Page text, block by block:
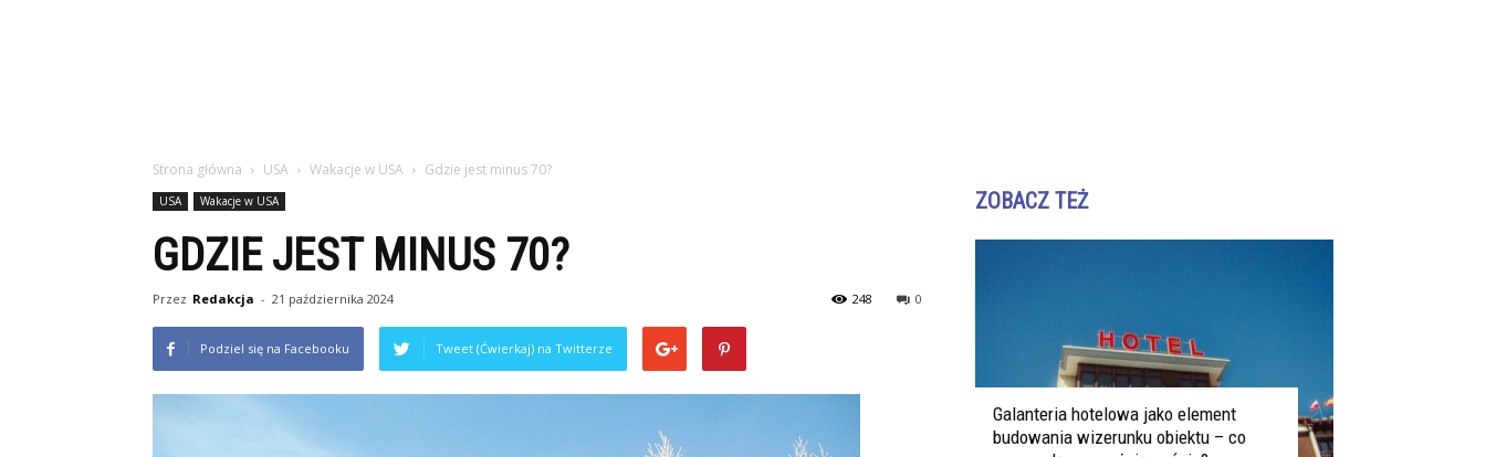
Strona główna USA Wakacje w USA Gdzie jest minus 70?
USA Wakacje w USA
GDZIE JEST MINUS 70?
Przez Redakcja - 21 października 2024 0
248
Podziel się na Facebooku Tweet (Ćwierkaj) na Twitterze
ZOBACZ TEŻ
Galanteria hotelowa jako element
budowania wizerunku obiektu – co